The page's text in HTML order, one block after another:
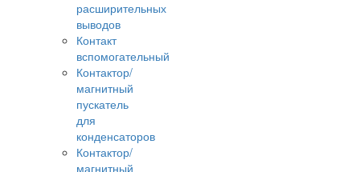
расширительных
выводов
Контакт
вспомогательный
Контактор/
магнитный
пускатель
для
конденсаторов
Контактор/
магнитный